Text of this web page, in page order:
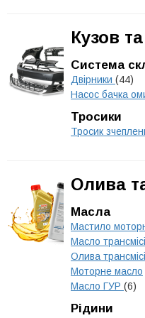
Кузов
Система
Двірники (44)
Насос бачка
Тросики
Тросик
Олива
Масла
Мастило
Масло
Олива
Моторне масло
Масло ГУР (6)
Рідини